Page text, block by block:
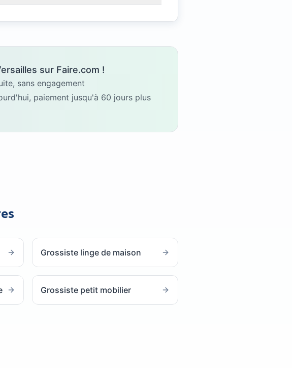
sur Faire.com !
sans engagement
paiement jusqu'à 60 jours plus
Grossiste linge de maison
Grossiste petit mobilier